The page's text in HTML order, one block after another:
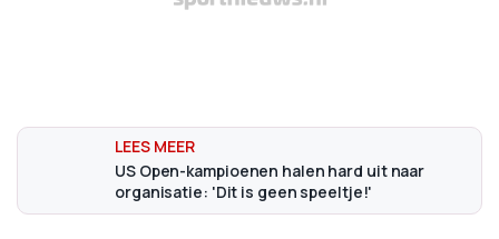
US Open-kampioenen halen hard uit naar
organisatie: 'Dit is geen speeltje!'